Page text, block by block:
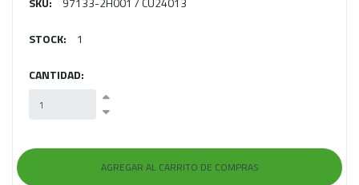
STOCK: 1
CANTIDAD: